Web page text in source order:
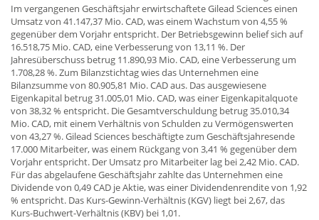
Im vergangenen Geschäftsjahr erwirtschaftete Gilead Sciences einen
Umsatz von 41.147,37 Mio. CAD, was einem Wachstum von 4,55 %
gegenüber dem Vorjahr entspricht. Der Betriebsgewinn belief sich auf
16.518,75 Mio. CAD, eine Verbesserung von 13,11 %. Der
Jahresüberschuss betrug 11.890,93 Mio. CAD, eine Verbesserung um
1.708,28 %. Zum Bilanzstichtag wies das Unternehmen eine
Bilanzsumme von 80.905,81 Mio. CAD aus. Das ausgewiesene
Eigenkapital betrug 31.005,01 Mio. CAD, was einer Eigenkapitalquote
von 38,32 % entspricht. Die Gesamtverschuldung betrug 35.010,34
Mio. CAD, mit einem Verhältnis von Schulden zu Vermögenswerten
von 43,27 %. Gilead Sciences beschäftigte zum Geschäftsjahresende
17.000 Mitarbeiter, was einem Rückgang von 3,41 % gegenüber dem
Vorjahr entspricht. Der Umsatz pro Mitarbeiter lag bei 2,42 Mio. CAD.
Für das abgelaufene Geschäftsjahr zahlte das Unternehmen eine
Dividende von 0,49 CAD je Aktie, was einer Dividendenrendite von 1,92
% entspricht. Das Kurs-Gewinn-Verhältnis (KGV) liegt bei 2,67, das
Kurs-Buchwert-Verhältnis (KBV) bei 1,01.